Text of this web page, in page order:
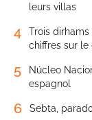
leurs villas
4
Trois
chiffres sur le
5
Núcleo
espagnol
6 Sebta,